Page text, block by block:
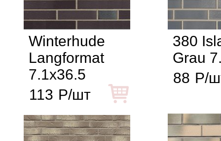
Winterhude
Langformat
7.1x36.5
113 Р/шт
380
Grau
88 Р/